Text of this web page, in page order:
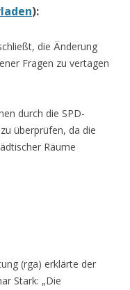
):
die Änderung
Fragen zu vertagen
durch die SPD-
überprüfen, da die
Räume
(rga) erklärte der
Stark: „Die